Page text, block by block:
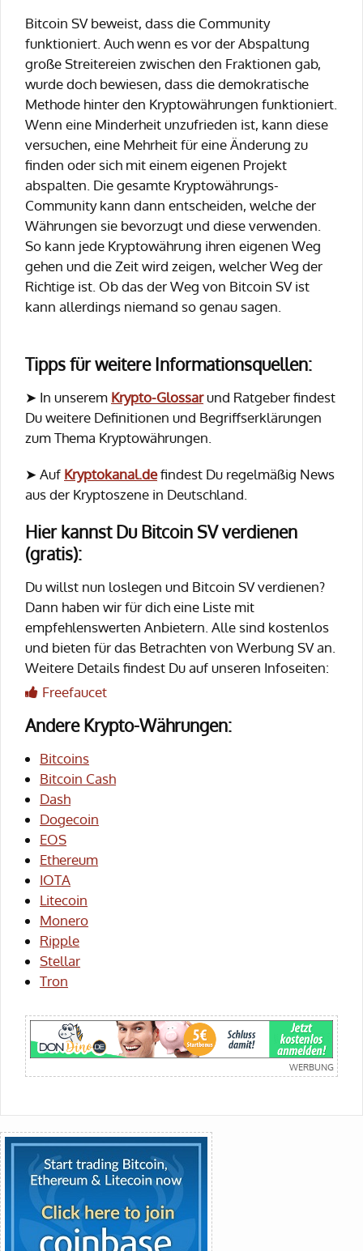
Bitcoin SV beweist, dass die Community
funktioniert. Auch wenn es vor der Abspaltung
große Streitereien zwischen den Fraktionen gab,
wurde doch bewiesen, dass die demokratische
Methode hinter den Kryptowährungen funktioniert.
Wenn eine Minderheit unzufrieden ist, kann diese
versuchen, eine Mehrheit für eine Änderung zu
finden oder sich mit einem eigenen Projekt
abspalten. Die gesamte Kryptowährungs-
Community kann dann entscheiden, welche der
Währungen sie bevorzugt und diese verwenden.
So kann jede Kryptowährung ihren eigenen Weg
gehen und die Zeit wird zeigen, welcher Weg der
Richtige ist. Ob das der Weg von Bitcoin SV ist
kann allerdings niemand so genau sagen.
Tipps für weitere Informationsquellen:
➤ In unserem Krypto-Glossarund Ratgeber findest
Du weitere Definitionen und Begriffserklärungen
zum Thema Kryptowährungen.
➤ Auf Kryptokanal.defindest Du regelmäßig News
aus der Kryptoszene in Deutschland.
Hier kannst Du Bitcoin SV verdienen
(gratis):
Du willst nun loslegen und Bitcoin SV verdienen?
Dann haben wir für dich eine Liste mit
empfehlenswerten Anbietern. Alle sind kostenlos
und bieten für das Betrachten von Werbung SV an.
Weitere Details findest Du auf unseren Infoseiten:
Freefaucet
Andere Krypto-Währungen:
Bitcoins
Bitcoin Cash
Dash
Dogecoin
EOS
Ethereum
IOTA
Litecoin
Monero
Ripple
Stellar
Tron